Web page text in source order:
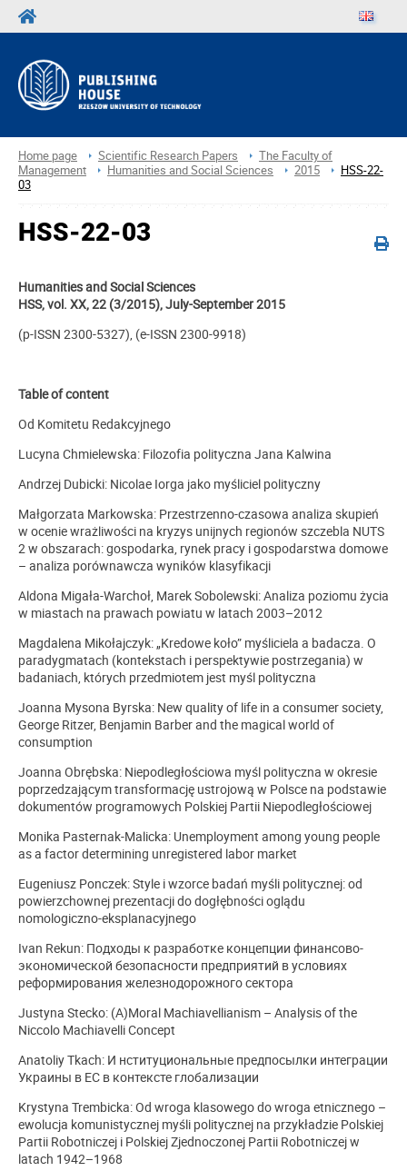
Home page Scientific Research Papers
The Faculty of
Management
Humanities and Social Sciences 2015
HSS-22-
03
HSS-22-03
Humanities and Social Sciences
HSS, vol. XX, 22 (3/2015), July-September 2015
(p-ISSN 2300-5327), (e-ISSN 2300-9918)
Table of content
Od Komitetu Redakcyjnego
Lucyna Chmielewska: Filozofia polityczna Jana Kalwina
Andrzej Dubicki: Nicolae Iorga jako myśliciel polityczny
Małgorzata Markowska: Przestrzenno-czasowa analiza skupień
w ocenie wrażliwości na kryzys unijnych regionów szczebla NUTS
2 w obszarach: gospodarka, rynek pracy i gospodarstwa domowe
– analiza porównawcza wyników klasyfikacji
Aldona Migała-Warchoł, Marek Sobolewski: Analiza poziomu życia
w miastach na prawach powiatu w latach 2003–2012
Magdalena Mikołajczyk: „Kredowe koło” myśliciela a badacza. O
paradygmatach (kontekstach i perspektywie postrzegania) w
badaniach, których przedmiotem jest myśl polityczna
Joanna Mysona Byrska: New quality of life in a consumer society,
George Ritzer, Benjamin Barber and the magical world of
consumption
Joanna Obrębska: Niepodległościowa myśl polityczna w okresie
poprzedzającym transformację ustrojową w Polsce na podstawie
dokumentów programowych Polskiej Partii Niepodległościowej
Monika Pasternak-Malicka: Unemployment among young people
as a factor determining unregistered labor market
Eugeniusz Ponczek: Style i wzorce badań myśli politycznej: od
powierzchownej prezentacji do dogłębności oglądu
nomologiczno-eksplanacyjnego
Ivan Rekun: Пoдходы к разработке концепции финансово-
экономической безопасности предприятий в условиях
реформирования железнодорожного сектора
Justyna Stecko: (A)Moral Machiavellianism – Analysis of the
Niccolo Machiavelli Concept
Anatoliy Tkach: И нституциональные предпосылки интеграции
Украины в ЕС в контексте глобализации
Krystyna Trembicka: Od wroga klasowego do wroga etnicznego –
ewolucja komunistycznej myśli politycznej na przykładzie Polskiej
Partii Robotniczej i Polskiej Zjednoczonej Partii Robotniczej w
latach 1942–1968